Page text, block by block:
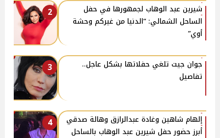
2
شيرين عبد الوهاب لجمهورها في حفل
الساحل الشمالي: “الدنيا من غيركم وحشة
أوي”
3
جوان جيت تلغي حفلاتها بشكل عاجل..
تفاصيل
4
إلهام شاهين وغادة عبدالرازق وهالة صدقي
أبرز حضور حفل شيرين عبد الوهاب بالساحل